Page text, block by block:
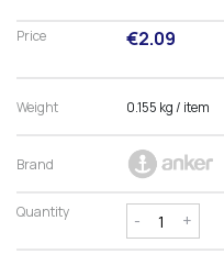
Price €2.09
Weight 0.155 kg/ item
Brand
Quantity - +